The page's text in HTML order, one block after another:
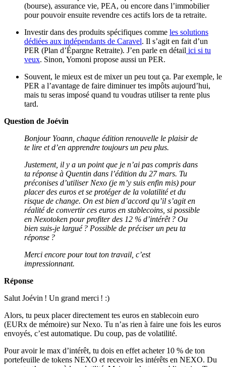
(bourse), assurance vie, PEA, ou encore dans l’immobilier
pour pouvoir ensuite revendre ces actifs lors de ta retraite.
Investir dans des produits spécifiques comme les solutions
dédiées aux indépendants de Caravel. Il s’agit en fait d’un
PER (Plan d’Épargne Retraite). J’en parle en détail ici si tu
veux. Sinon, Yomoni propose aussi un PER.
Souvent, le mieux est de mixer un peu tout ça. Par exemple, le
PER a l’avantage de faire diminuer tes impôts aujourd’hui,
mais tu seras imposé quand tu voudras utiliser ta rente plus
tard.
Question de Joévin
Bonjour Yoann, chaque édition renouvelle le plaisir de
te lire et d’en apprendre toujours un peu plus.
Justement, il y a un point que je n’ai pas compris dans
ta réponse à Quentin dans l’édition du 27 mars. Tu
préconises d’utiliser Nexo (je m’y suis enfin mis) pour
placer des euros et se protéger de la volatilité et du
risque de change. On est bien d’accord qu’il s’agit en
réalité de convertir ces euros en stablecoins, si possible
en Nexotoken pour profiter des 12 % d’intérêt ? Ou
bien suis-je largué ? Possible de préciser un peu ta
réponse ?
Merci encore pour tout ton travail, c’est
impressionnant.
Réponse
Salut Joévin ! Un grand merci ! :)
Alors, tu peux placer directement tes euros en stablecoin euro
(EURx de mémoire) sur Nexo. Tu n’as rien à faire une fois les euros
envoyés, c’est automatique. Du coup, pas de volatilité.
Pour avoir le max d’intérêt, tu dois en effet acheter 10 % de ton
portefeuille de tokens NEXO et recevoir les intérêts en NEXO. Du